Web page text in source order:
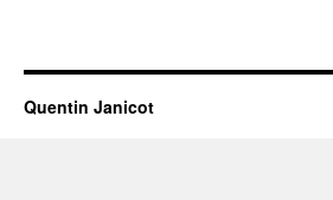
Quentin Janicot